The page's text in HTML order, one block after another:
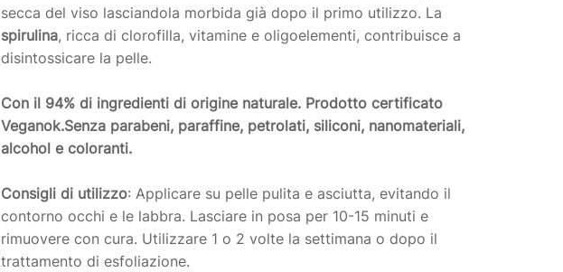
secca del viso lasciandola morbida già dopo il primo utilizzo. La
spirulina, ricca di clorofilla, vitamine e oligoelementi, contribuisce a
disintossicare la pelle.
Con il 94% di ingredienti di origine naturale. Prodotto certificato
Veganok.Senza parabeni, paraffine, petrolati, siliconi, nanomateriali,
alcohol e coloranti.
Consigli di utilizzo: Applicare su pelle pulita e asciutta, evitando il
contorno occhi e le labbra. Lasciare in posa per 10-15 minuti e
rimuovere con cura. Utilizzare 1 o 2 volte la settimana o dopo il
trattamento di esfoliazione.